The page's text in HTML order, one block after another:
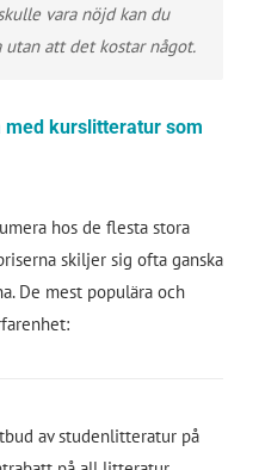
vara nöjd kan du
att det kostar något.
kurslitteratur som
hos de flesta stora
skiljer sig ofta ganska
De mest populära och
av studenlitteratur på